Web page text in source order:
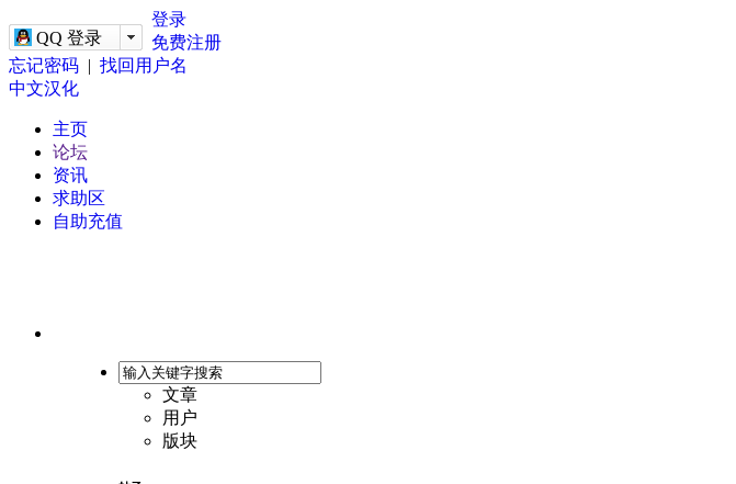
QQ 登录
登录
免费注册
忘记密码 | 找回用户名
中文汉化
主页
论坛
资讯
求助区
自助充值
文章
用户
版块